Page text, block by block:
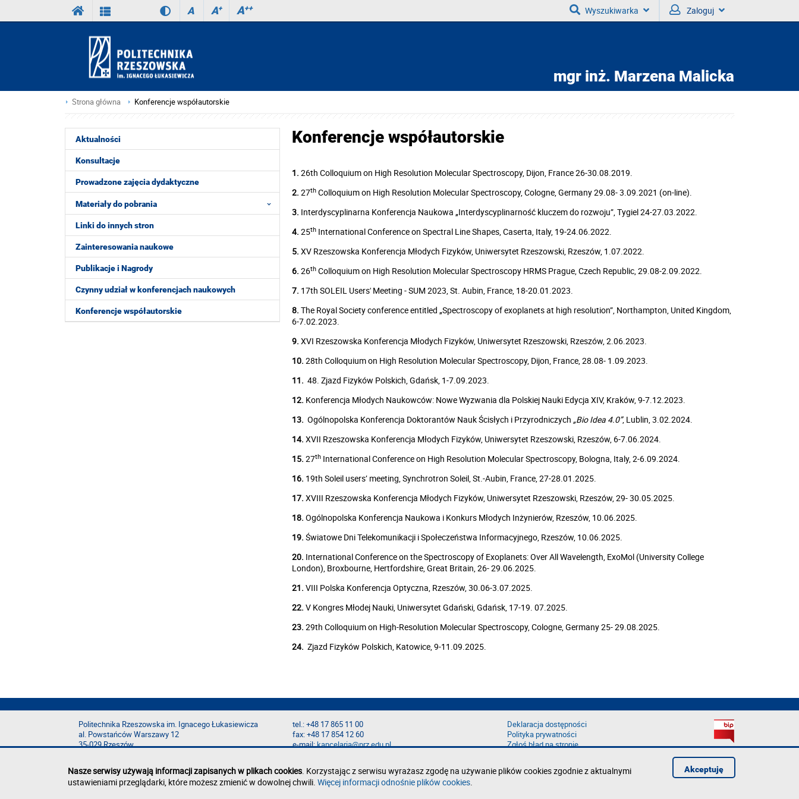
A A+ A++ Wyszukiwarka Zaloguj
mgr inż. Marzena Malicka
Strona główna Konferencje współautorskie
Aktualności
Konsultacje
Prowadzone zajęcia dydaktyczne
Materiały do pobrania
Linki do innych stron
Zainteresowania naukowe
Publikacje i Nagrody
Czynny udział w konferencjach naukowych
Konferencje współautorskie
Konferencje współautorskie
1. 26th Colloquium on High Resolution Molecular Spectroscopy, Dijon, France 26-30.08.2019.
2. 27th Colloquium on High Resolution Molecular Spectroscopy, Cologne, Germany 29.08- 3.09.2021 (on-line).
3. Interdyscyplinarna Konferencja Naukowa „Interdyscyplinarność kluczem do rozwoju”, Tygiel 24-27.03.2022.
4. 25th International Conference on Spectral Line Shapes, Caserta, Italy, 19-24.06.2022.
5. XV Rzeszowska Konferencja Młodych Fizyków, Uniwersytet Rzeszowski, Rzeszów, 1.07.2022.
6. 26th Colloquium on High Resolution Molecular Spectroscopy HRMS Prague, Czech Republic, 29.08-2.09.2022.
7. 17th SOLEIL Users' Meeting - SUM 2023, St. Aubin, France, 18-20.01.2023.
8. The Royal Society conference entitled „Spectroscopy of exoplanets at high resolution”, Northampton, United Kingdom,
6-7.02.2023.
9. XVI Rzeszowska Konferencja Młodych Fizyków, Uniwersytet Rzeszowski, Rzeszów, 2.06.2023.
10. 28th Colloquium on High Resolution Molecular Spectroscopy, Dijon, France, 28.08- 1.09.2023.
11. 48. Zjazd Fizyków Polskich, Gdańsk, 1-7.09.2023.
12. Konferencja Młodych Naukowców: Nowe Wyzwania dla Polskiej Nauki Edycja XIV, Kraków, 9-7.12.2023.
13. Ogólnopolska Konferencja Doktorantów Nauk Ścisłych i Przyrodniczych „Bio Idea 4.0”, Lublin, 3.02.2024.
14. XVII Rzeszowska Konferencja Młodych Fizyków, Uniwersytet Rzeszowski, Rzeszów, 6-7.06.2024.
15. 27th International Conference on High Resolution Molecular Spectroscopy, Bologna, Italy, 2-6.09.2024.
16. 19th Soleil users’ meeting, Synchrotron Soleil, St.-Aubin, France, 27-28.01.2025.
17. XVIII Rzeszowska Konferencja Młodych Fizyków, Uniwersytet Rzeszowski, Rzeszów, 29- 30.05.2025.
18. Ogólnopolska Konferencja Naukowa i Konkurs Młodych Inżynierów, Rzeszów, 10.06.2025.
19. Światowe Dni Telekomunikacji i Społeczeństwa Informacyjnego, Rzeszów, 10.06.2025.
20. International Conference on the Spectroscopy of Exoplanets: Over All Wavelength, ExoMol (University College
London), Broxbourne, Hertfordshire, Great Britain, 26- 29.06.2025.
21. VIII Polska Konferencja Optyczna, Rzeszów, 30.06-3.07.2025.
22. V Kongres Młodej Nauki, Uniwersytet Gdański, Gdańsk, 17-19. 07.2025.
23. 29th Colloquium on High-Resolution Molecular Spectroscopy, Cologne, Germany 25- 29.08.2025.
24. Zjazd Fizyków Polskich, Katowice, 9-11.09.2025.
Politechnika Rzeszowska im. Ignacego Łukasiewicza
al. Powstańców Warszawy 12
35-029 Rzeszów
tel.: +48 17 865 11 00
fax: +48 17 854 12 60
e-mail:kancelaria@prz.edu.pl
Deklaracja dostępności
Polityka prywatności
Zgłoś błąd na stronie
Nasze serwisy używają informacji zapisanych w plikach cookies. Korzystając z serwisu wyrażasz zgodę na używanie plików cookies zgodnie z aktualnymi
ustawieniami przeglądarki, które możesz zmienić w dowolnej chwili. Więcej informacji odnośnie plików cookies.
Akceptuję